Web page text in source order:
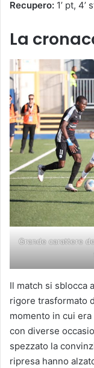
Recupero: 1’ pt, 4’
La
Grande carattere
Il match si sblocca
rigore trasformato
momento in cui
con diverse
spezzato la
ripresa hanno